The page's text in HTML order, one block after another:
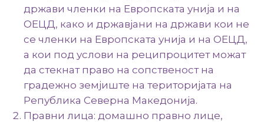
држави членки на Европската унија и на
ОЕЦД, како и државјани на држави кои не
се членки на Европската унија и на ОЕЦД,
а кои под услови на реципроцитет можат
да стекнат право на сопственост на
градежно земјиште на територијата на
Република Северна Македонија.
Правни лица: домашно правно лице,